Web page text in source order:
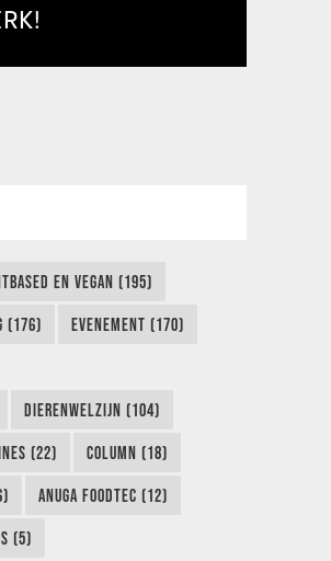
EN VEGAN (195)
(176) EVENEMENT (170)
DIERENWELZIJN (104)
(22) COLUMN (18)
ANUGA FOODTEC (12)
(5)